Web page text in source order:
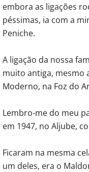
embora as ligações
péssimas, ia com a
Peniche.
A ligação da nossa
muito antiga, mesmo
Moderno, na Foz do
Lembro-me do meu
em 1947, no Aljube,
Ficaram na mesma
um deles, era o